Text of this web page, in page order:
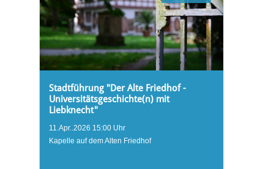
Stadtführung "Der Alte Friedhof -
Universitätsgeschichte(n) mit
Liebknecht"
11.Apr..2026 15:00 Uhr
Kapelle auf dem Alten Friedhof